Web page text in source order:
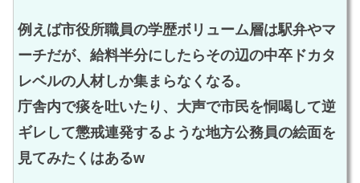
例えば市役所職員の学歴ボリューム層は駅弁やマ
ーチだが、給料半分にしたらその辺の中卒ドカタ
レベルの人材しか集まらなくなる。
庁舎内で痰を吐いたり、大声で市民を恫喝して逆
ギレして懲戒連発するような地方公務員の絵面を
見てみたくはあるw